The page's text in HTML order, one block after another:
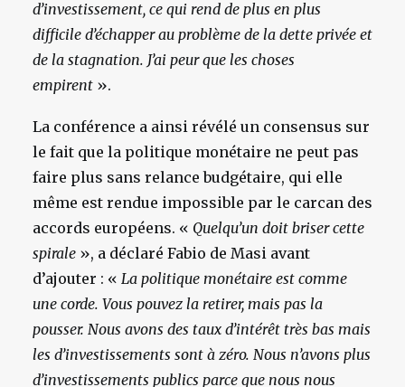
d’investissement, ce qui rend de plus en plus
difficile d’échapper au problème de la dette privée et
de la stagnation. J’ai peur que les choses
empirent ».
La conférence a ainsi révélé un consensus sur
le fait que la politique monétaire ne peut pas
faire plus sans relance budgétaire, qui elle
même est rendue impossible par le carcan des
accords européens. « Quelqu’un doit briser cette
spirale », a déclaré Fabio de Masi avant
d’ajouter : « La politique monétaire est comme
une corde. Vous pouvez la retirer, mais pas la
pousser. Nous avons des taux d’intérêt très bas mais
les d’investissements sont à zéro. Nous n’avons plus
d’investissements publics parce que nous nous